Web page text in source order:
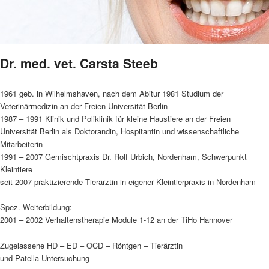
Dr. med. vet. Carsta Steeb
1961 geb. in Wilhelmshaven, nach dem Abitur 1981 Studium der
Veterinärmedizin an der Freien Universität Berlin
1987 – 1991 Klinik und Poliklinik für kleine Haustiere an der Freien
Universität Berlin als Doktorandin, Hospitantin und wissenschaftliche
Mitarbeiterin
1991 – 2007 Gemischtpraxis Dr. Rolf Urbich, Nordenham, Schwerpunkt
Kleintiere
seit 2007 praktizierende Tierärztin in eigener Kleintierpraxis in Nordenham
Spez. Weiterbildung:
2001 – 2002 Verhaltenstherapie Module 1-12 an der TiHo Hannover
Zugelassene HD – ED – OCD – Röntgen – Tierärztin
und Patella-Untersuchung